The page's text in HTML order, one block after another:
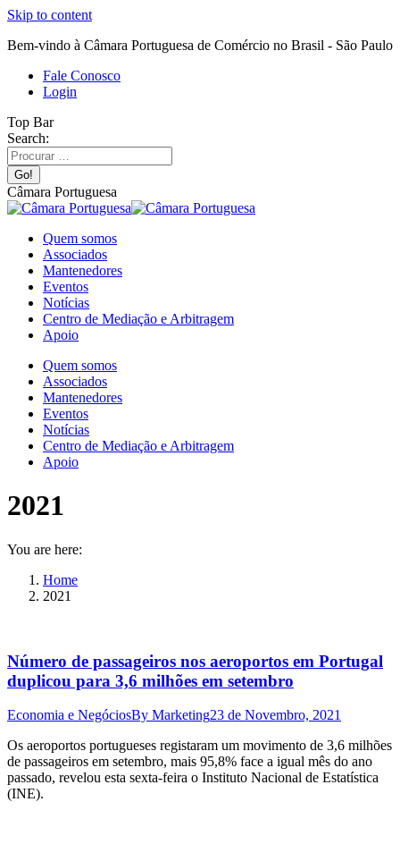
Skip to content
Bem-vindo à Câmara Portuguesa de Comércio no Brasil - São Paulo
Fale Conosco
Login
Top Bar
Search:
Câmara Portuguesa
Quem somos
Associados
Mantenedores
Eventos
Notícias
Centro de Mediação e Arbitragem
Apoio
Quem somos
Associados
Mantenedores
Eventos
Notícias
Centro de Mediação e Arbitragem
Apoio
2021
You are here:
Home
2021
Número de passageiros nos aeroportos em Portugal
duplicou para 3,6 milhões em setembro
Economia e NegóciosBy Marketing23 de Novembro, 2021
Os aeroportos portugueses registaram um movimento de 3,6 milhões
de passageiros em setembro, mais 95,8% face a igual mês do ano
passado, revelou esta sexta-feira o Instituto Nacional de Estatística
(INE).